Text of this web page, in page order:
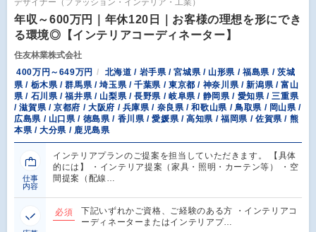
デザイナー（ファッション・インテリア・工業）
年収～600万円｜年休120日｜お客様の理想を形にでき
る環境◎【インテリアコーディネーター】
住友林業株式会社
400万円～649万円
北海道 / 岩手県 / 宮城県 / 山形県 / 福島県 / 茨城
県 / 栃木県 / 群馬県 / 埼玉県 / 千葉県 / 東京都 / 神奈川県 / 新潟県 / 富山
県 / 石川県 / 福井県 / 山梨県 / 長野県 / 岐阜県 / 静岡県 / 愛知県 / 三重県
/ 滋賀県 / 京都府 / 大阪府 / 兵庫県 / 奈良県 / 和歌山県 / 鳥取県 / 岡山県 /
広島県 / 山口県 / 徳島県 / 香川県 / 愛媛県 / 高知県 / 福岡県 / 佐賀県 / 熊
本県 / 大分県 / 鹿児島県
仕事
内容
インテリアプランのご提案を担当していただきます。 【具体
的には】 ・インテリア提案（家具・照明・カーテン等） ・空
間提案（配線…
必須
下記いずれかご資格、ご経験のある方 ・インテリアコ
ーディネーターまたはインテリアプ…